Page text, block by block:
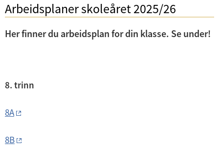
Arbeidsplaner skoleåret 2025/26
Her finner du arbeidsplan for din klasse. Se under!
8. trinn
8A
8B